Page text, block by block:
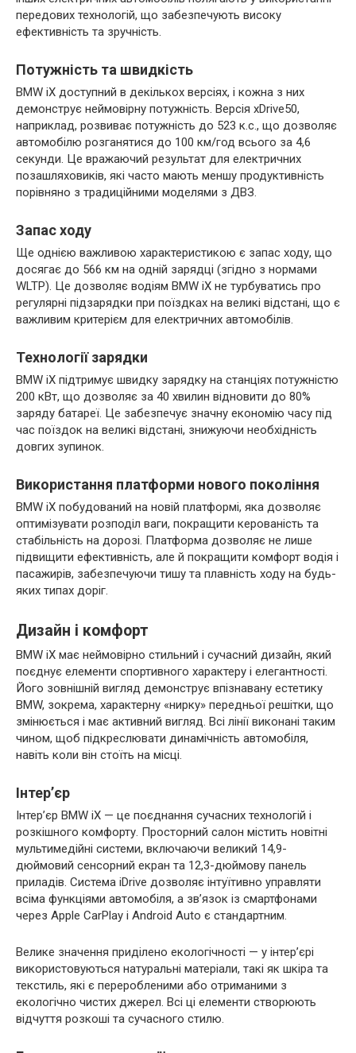
передових технологій, що забезпечують високу
ефективність та зручність.
Потужність та швидкість
BMW iX доступний в декількох версіях, і кожна з них
демонструє неймовірну потужність. Версія xDrive50,
наприклад, розвиває потужність до 523 к.с., що дозволяє
автомобілю розганятися до 100 км/год всього за 4,6
секунди. Це вражаючий результат для електричних
позашляховиків, які часто мають меншу продуктивність
порівняно з традиційними моделями з ДВЗ.
Запас ходу
Ще однією важливою характеристикою є запас ходу, що
досягає до 566 км на одній зарядці (згідно з нормами
WLTP). Це дозволяє водіям BMW iX не турбуватись про
регулярні підзарядки при поїздках на великі відстані, що є
важливим критерієм для електричних автомобілів.
Технології зарядки
BMW iX підтримує швидку зарядку на станціях потужністю
200 кВт, що дозволяє за 40 хвилин відновити до 80%
заряду батареї. Це забезпечує значну економію часу під
час поїздок на великі відстані, знижуючи необхідність
довгих зупинок.
Використання платформи нового покоління
BMW iX побудований на новій платформі, яка дозволяє
оптимізувати розподіл ваги, покращити керованість та
стабільність на дорозі. Платформа дозволяє не лише
підвищити ефективність, але й покращити комфорт водія і
пасажирів, забезпечуючи тишу та плавність ходу на будь-
яких типах доріг.
Дизайн і комфорт
BMW iX має неймовірно стильний і сучасний дизайн, який
поєднує елементи спортивного характеру і елегантності.
Його зовнішній вигляд демонструє впізнавану естетику
BMW, зокрема, характерну «нирку» передньої решітки, що
змінюється і має активний вигляд. Всі лінії виконані таким
чином, щоб підкреслювати динамічність автомобіля,
навіть коли він стоїть на місці.
Інтер’єр
Інтер’єр BMW iX — це поєднання сучасних технологій і
розкішного комфорту. Просторний салон містить новітні
мультимедійні системи, включаючи великий 14,9-
дюймовий сенсорний екран та 12,3-дюймову панель
приладів. Система iDrive дозволяє інтуїтивно управляти
всіма функціями автомобіля, а зв’язок із смартфонами
через Apple CarPlay і Android Auto є стандартним.
Велике значення приділено екологічності — у інтер’єрі
використовуються натуральні матеріали, такі як шкіра та
текстиль, які є переробленими або отриманими з
екологічно чистих джерел. Всі ці елементи створюють
відчуття розкоші та сучасного стилю.